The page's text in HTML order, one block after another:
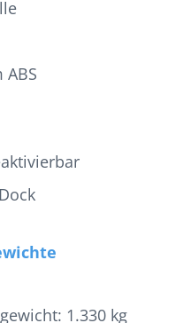
1.330 kg